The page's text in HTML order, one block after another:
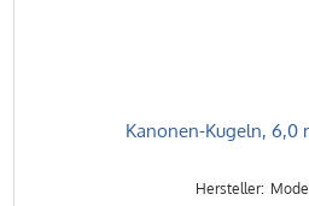
Kanonen-Kugeln, 6,0